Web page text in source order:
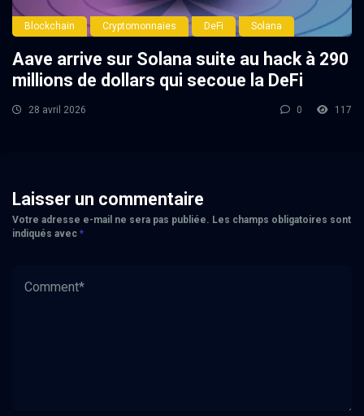
Blockchain Cryptomonnaies DeFi Solana
Aave arrive sur Solana suite au hack à 290
millions de dollars qui secoue la DeFi
28 avril 2026 0 117
Laisser un commentaire
Votre adresse e-mail ne sera pas publiée. Les champs obligatoires sont
indiqués avec *